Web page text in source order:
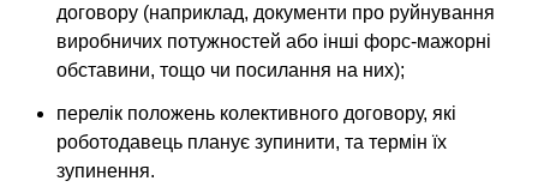
договору (наприклад, документи про руйнування
виробничих потужностей або інші форс-мажорні
обставини, тощо чи посилання на них);
перелік положень колективного договору, які
роботодавець планує зупинити, та термін їх
зупинення.